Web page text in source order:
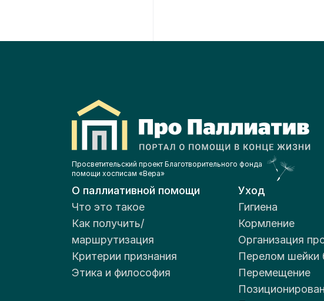
Просветительский проект Благотворительного фонда
помощи хосписам «Вера»
О паллиативной помощи
Что это такое
Как получить/
маршрутизация
Критерии признания
Этика и философия
Уход
Гигиена
Кормление
Организация
Перелом шейки
Перемещение